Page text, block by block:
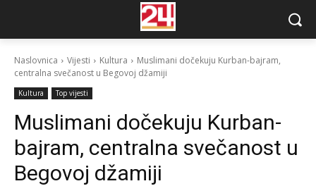
Naslovnica Vijesti Kultura
Muslimani dočekuju Kurban-bajram,
centralna svečanost u Begovoj džamiji
Kultura Top vijesti
Muslimani dočekuju Kurban-
bajram, centralna svečanost u
Begovoj džamiji